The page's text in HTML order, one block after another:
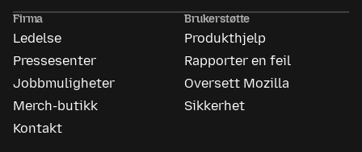
Firma
Ledelse
Pressesenter
Jobbmuligheter
Merch-butikk
Kontakt
Brukerstøtte
Produkthjelp
Rapporter en feil
Oversett Mozilla
Sikkerhet